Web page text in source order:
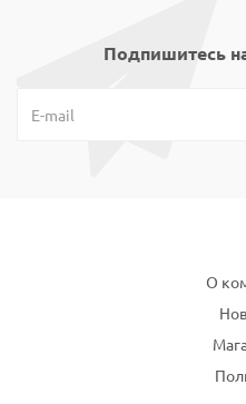
Подпишитесь
О